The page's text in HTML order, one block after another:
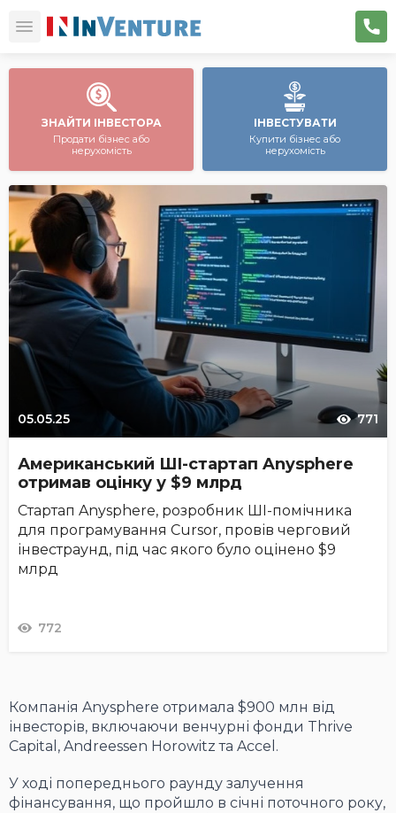
ЗНАЙТИ ІНВЕСТОРА
Продати бізнес або
нерухомість
ІНВЕСТУВАТИ
Купити бізнес або
нерухомість
05.05.25 771
Американський ШІ-стартап Anysphere
отримав оцінку у $9 млрд
Стартап Anysphere, розробник ШІ-помічника
для програмування Cursor, провів черговий
інвестраунд, під час якого було оцінено $9
млрд
772
Компанія Anysphere отримала $900 млн від
інвесторів, включаючи венчурні фонди Thrive
Capital, Andreessen Horowitz та Accel.
У ході попереднього раунду залучення
фінансування, що пройшло в січні поточного року,